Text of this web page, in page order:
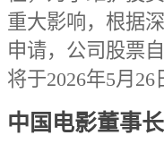
重大影响，根据
申请，公司股票
将于2026年5月26
中国电影董事